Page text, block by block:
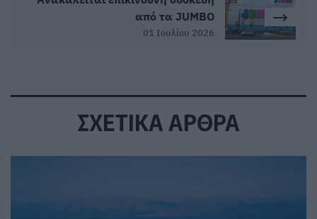
από τα JUMBO
01 Ιουλίου 2026
ΣΧΕΤΙΚΑ ΑΡΘΡΑ